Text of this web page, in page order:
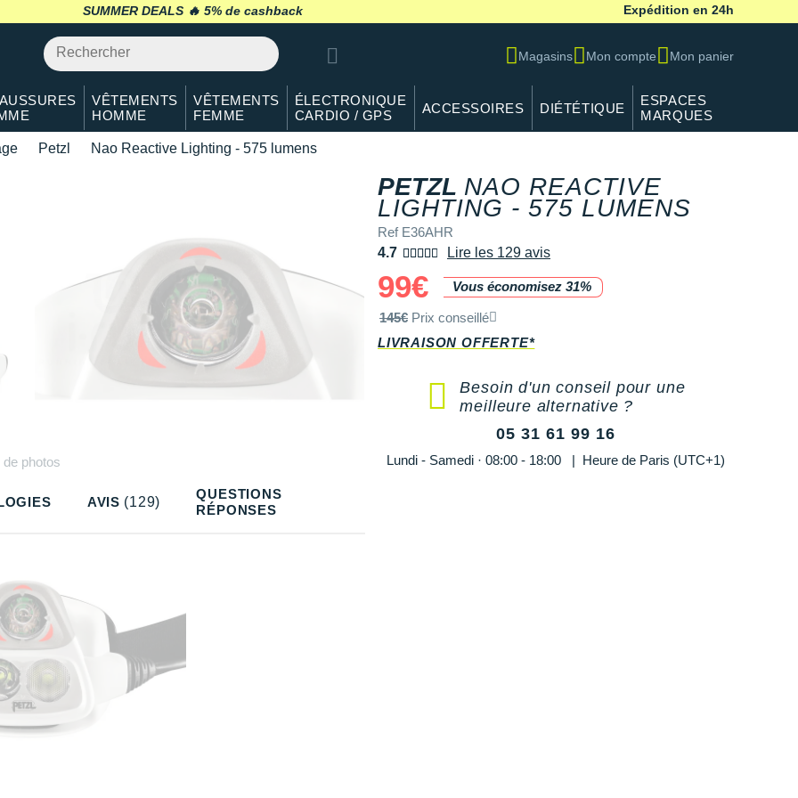
SUMMER DEALS 🔥 retour 30 jours* Expédition en 24h
Magasins Mon compte Mon panier
VÊTEMENTS
HOMME
VÊTEMENTS
FEMME
ÉLECTRONIQUE
CARDIO / GPS
ACCESSOIRES DIÉTÉTIQUE
ESPACES
MARQUES
Petzl Nao Reactive Lighting - 575 lumens
PETZL NAO REACTIVE
LIGHTING - 575 LUMENS
Ref E36AHR
4.7
Lire les 129 avis
99€ Vous économisez 31%
145€ Prix conseillé
LIVRAISON OFFERTE*
Besoin d'un conseil pour une
meilleure alternative ?
05 31 61 99 16
Lundi - Samedi · 08:00 - 18:00 | Heure de Paris (UTC+1)
Plus
de photos
AVIS (129)
QUESTIONS
RÉPONSES